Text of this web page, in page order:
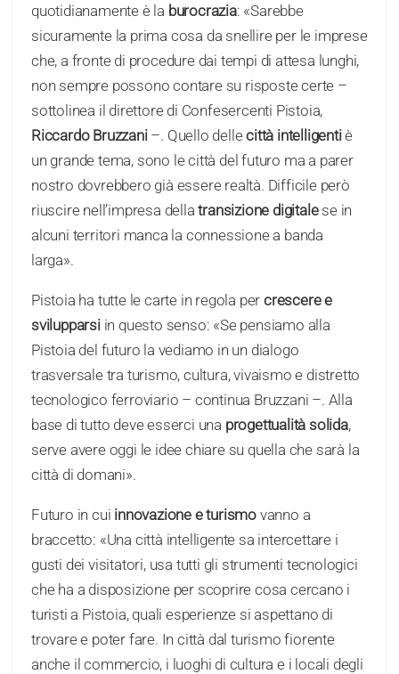
quotidianamente è la burocrazia: «Sarebbe
sicuramente la prima cosa da snellire per le imprese
che, a fronte di procedure dai tempi di attesa lunghi,
non sempre possono contare su risposte certe –
sottolinea il direttore di Confesercenti Pistoia,
Riccardo Bruzzani–. Quello dellecittà intelligentiè
un grande tema, sono le città del futuro ma a parer
nostro dovrebbero già essere realtà. Difficile però
riuscire nell’impresa dellatransizione digitalese in
alcuni territori manca la connessione a banda
larga».
Pistoia ha tutte le carte in regola per crescere e
svilupparsiin questo senso: «Se pensiamo alla
Pistoia del futuro la vediamo in un dialogo
trasversale tra turismo, cultura, vivaismo e distretto
tecnologico ferroviario – continua Bruzzani –. Alla
base di tutto deve esserci una progettualità solida,
serve avere oggi le idee chiare su quella che sarà la
città di domani».
Futuro in cui innovazione e turismo vanno a
braccetto: «Una città intelligente sa intercettare i
gusti dei visitatori, usa tutti gli strumenti tecnologici
che ha a disposizione per scoprire cosa cercano i
turisti a Pistoia, quali esperienze si aspettano di
trovare e poter fare. In città dal turismo fiorente
anche il commercio, i luoghi di cultura e i locali degli